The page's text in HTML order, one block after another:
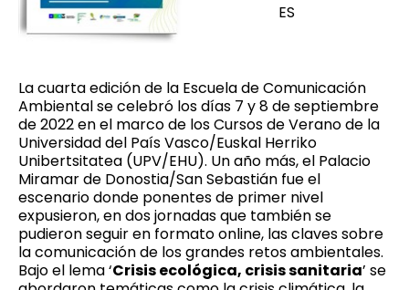
ES
La cuarta edición de la Escuela de Comunicación
Ambiental se celebró los días 7 y 8 de septiembre
de 2022 en el marco de los Cursos de Verano de la
Universidad del País Vasco/Euskal Herriko
Unibertsitatea (UPV/EHU). Un año más, el Palacio
Miramar de Donostia/San Sebastián fue el
escenario donde ponentes de primer nivel
expusieron, en dos jornadas que también se
pudieron seguir en formato online, las claves sobre
la comunicación de los grandes retos ambientales.
Bajo el lema ‘Crisis ecológica, crisis sanitaria’ se